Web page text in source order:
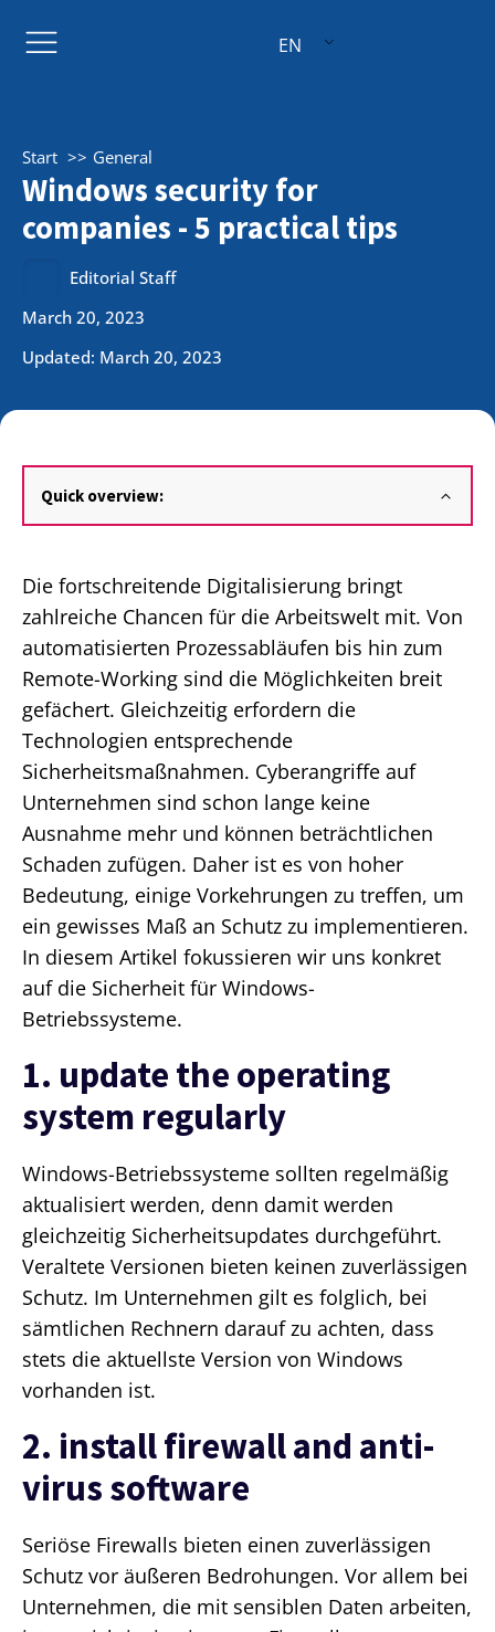
EN
Start General
Windows security for
companies - 5 practical tips
Editorial Staff
March 20, 2023
Updated: March 20, 2023
Quick overview:
Die fortschreitende Digitalisierung bringt
zahlreiche Chancen für die Arbeitswelt mit. Von
automatisierten Prozessabläufen bis hin zum
Remote-Working sind die Möglichkeiten breit
gefächert. Gleichzeitig erfordern die
Technologien entsprechende
Sicherheitsmaßnahmen. Cyberangriffe auf
Unternehmen sind schon lange keine
Ausnahme mehr und können beträchtlichen
Schaden zufügen. Daher ist es von hoher
Bedeutung, einige Vorkehrungen zu treffen, um
ein gewisses Maß an Schutz zu implementieren.
In diesem Artikel fokussieren wir uns konkret
auf die Sicherheit für Windows-
Betriebssysteme.
1. update the operating
system regularly
Windows-Betriebssysteme sollten regelmäßig
aktualisiert werden, denn damit werden
gleichzeitig Sicherheitsupdates durchgeführt.
Veraltete Versionen bieten keinen zuverlässigen
Schutz. Im Unternehmen gilt es folglich, bei
sämtlichen Rechnern darauf zu achten, dass
stets die aktuellste Version von Windows
vorhanden ist.
2. install firewall and anti-
virus software
Seriöse Firewalls bieten einen zuverlässigen
Schutz vor äußeren Bedrohungen. Vor allem bei
Unternehmen, die mit sensiblen Daten arbeiten,